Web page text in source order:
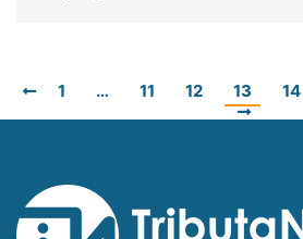
1 … 11 12 13 14